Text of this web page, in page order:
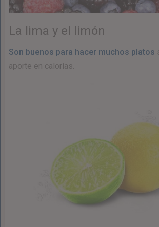
La lima y el limón
Son buenos para hacer muchos platos
aporte en calorías.